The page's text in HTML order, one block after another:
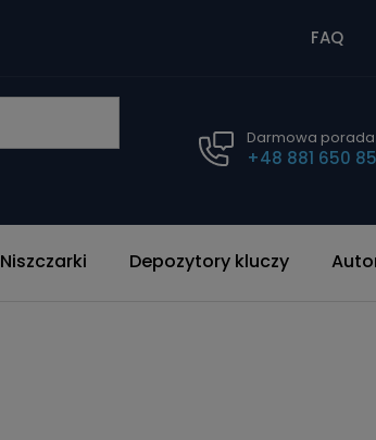
FAQ
Darmowa
+48 881 650
Niszczarki Depozytory kluczy